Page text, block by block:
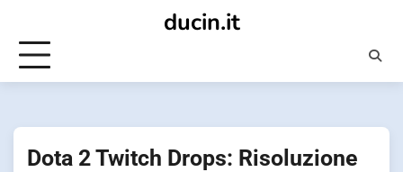
content
ducin.it
Dota 2 Twitch Drops: Risoluzione